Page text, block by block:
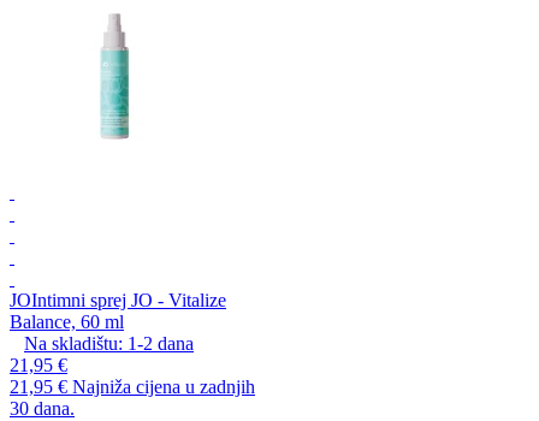
JOIntimni sprej JO - Vitalize
Balance, 60 ml
Na skladištu: 1-2 dana
21,95 €
21,95 € Najniža cijena u zadnjih
30 dana.